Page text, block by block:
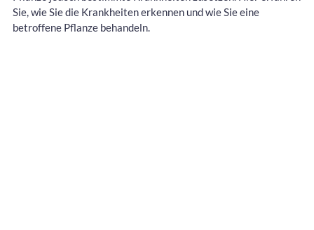
Sie, wie Sie die Krankheiten erkennen und wie Sie eine
betroffene Pflanze behandeln.